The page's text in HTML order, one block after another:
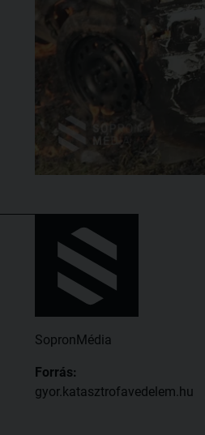
SopronMédia
Forrás:
gyor.katasztrofavedelem.hu